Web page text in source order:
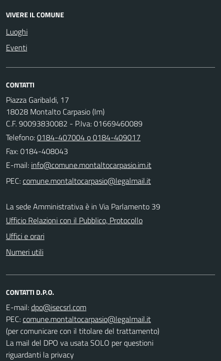
VIVERE IL COMUNE
Luoghi
Eventi
CONTATTI
Piazza Garibaldi, 17
18028 Montalto Carpasio (Im)
C.F. 90093830082 - P.Iva: 01669460089
Telefono:0184-407004 o 0184-409017
Fax: 0184-408043
E-mail:
PEC:
La sede Amministrativa è in Via Parlamento 39
Ufficio Relazioni con il Pubblico, Protocollo
Uffici e orari
Numeri utili
CONTATTI D.P.O.
E-mail:
PEC:
(per comunicare con il titolare del trattamento)
La mail del DPO va usata SOLO per questioni
riguardanti la privacy